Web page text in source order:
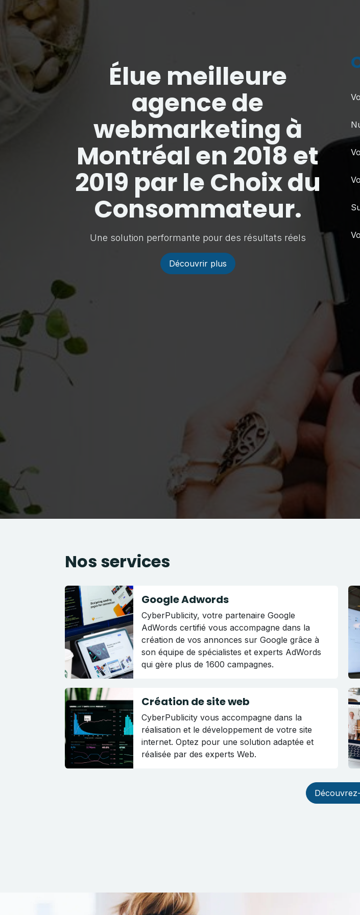
Élue meilleure
agence de
webmarketing à
Montréal en 2018 et
2019 par le Choix du
Consommateur.
Une solution performante pour des résultats réels
Découvrir plus
Nos services
Google Adwords
CyberPublicity, votre partenaire Google
AdWords certifié vous accompagne dans la
création de vos annonces sur Google grâce à
son équipe de spécialistes et experts AdWords
qui gère plus de 1600 campagnes.
Création de site web
CyberPublicity vous accompagne dans la
réalisation et le développement de votre site
internet. Optez pour une solution adaptée et
réalisée par des experts Web.